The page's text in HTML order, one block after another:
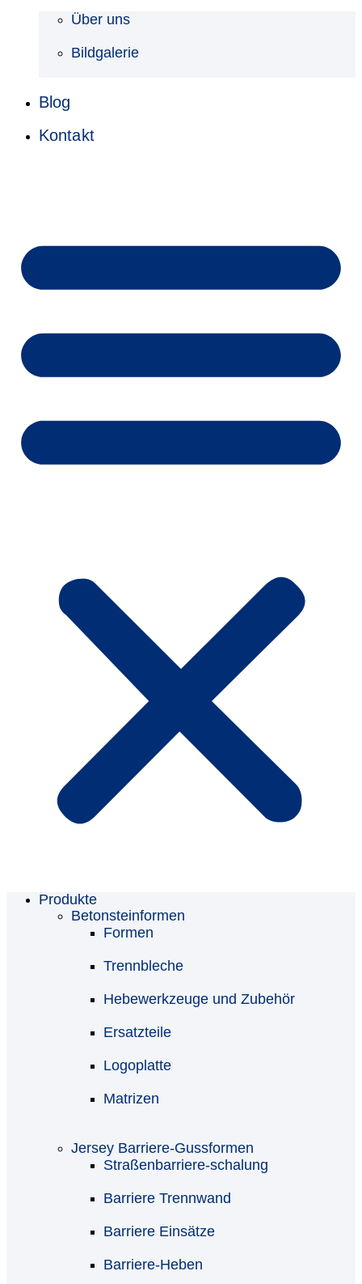
Über uns
Bildgalerie
Blog
Kontakt
Produkte
Betonsteinformen
Formen
Trennbleche
Hebewerkzeuge und Zubehör
Ersatzteile
Logoplatte
Matrizen
Jersey Barriere-Gussformen
Straßenbarriere-schalung
Barriere Trennwand
Barriere Einsätze
Barriere-Heben